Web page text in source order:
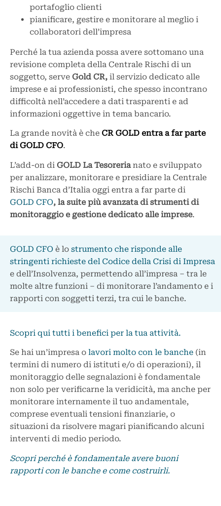
portafoglio clienti
pianificare, gestire e monitorare al meglio i
collaboratori dell’impresa
Perché la tua azienda possa avere sottomano una
revisione completa della Centrale Rischi di un
soggetto, serve Gold CR, il servizio dedicato alle
imprese e ai professionisti, che spesso incontrano
difficoltà nell’accedere a dati trasparenti e ad
informazioni oggettive in tema bancario.
La grande novità è che CR GOLD entra a far parte
di GOLD CFO.
L’add-on di GOLD La Tesorerianato e sviluppato
per analizzare, monitorare e presidiare la Centrale
Rischi Banca d’Italia oggi entra a far parte di
GOLD CFO, la suite più avanzata di strumenti di
monitoraggio e gestione dedicato alle imprese.
GOLD CFO è lo strumento che risponde alle
stringenti richieste del Codice della Crisi di Impresa
e dell’Insolvenza, permettendo all’impresa – tra le
molte altre funzioni – di monitorare l’andamento e i
rapporti con soggetti terzi, tra cui le banche.
Scopri qui tutti i benefici per la tua attività.
Se hai un’impresa o lavori molto con le banche (in
termini di numero di istituti e/o di operazioni), il
monitoraggio delle segnalazioni è fondamentale
non solo per verificarne la veridicità, ma anche per
monitorare internamente il tuo andamentale,
comprese eventuali tensioni finanziarie, o
situazioni da risolvere magari pianificando alcuni
interventi di medio periodo.
Scopri perché è fondamentale avere buoni
rapporti con le banche e come costruirli.